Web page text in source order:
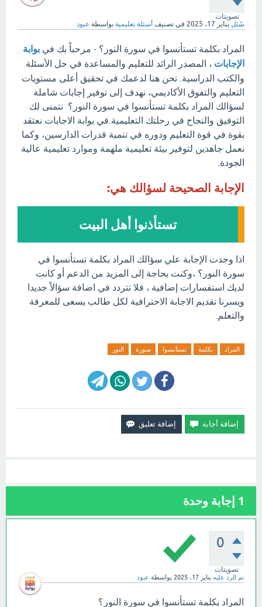
تصويتات
سُئل يناير 17، 2025 في تصنيف أسئلة تعليمية بواسطة عبود
المراد بكلمة تستأنسوا في سورة النور؟ - مرحباً بك في بوابة
الإجابات ، المصدر الرائد للتعليم والمساعدة في حل الأسئلة
والكتب الدراسية. نحن هنا لدعمك في تحقيق أعلى مستويات
التعليم والتفوق الأكاديمي، نهدف إلى توفير إجابات شاملة
لسؤالك المراد بكلمة تستأنسوا في سورة النور؟ نتمنى لك
التوفيق والنجاح في رحلتك التعليمية.في بوابة الاجابات نعتقد
بقوة في قوة التعليم ودوره في تنمية قدرات الدارسين، وكما
نعمل جاهدين لتوفير بيئة تعليمية ملهمة وموارد تعليمية عالية
الجودة.
الإجابة الصحيحة لسؤالك هي:
تستأذنوا أهل البيت
اذا وجدت الإجابة علي سؤالك المراد بكلمة تستأنسوا في
سورة النور؟ ،وكنت بحاجة إلى المزيد من الدعم أو كانت
لديك استفسارات إضافية ، فلا تتردد في اضافة سؤالاً جديدا
ويسرنا تقديم الاجابة الاحترافية لكل طالب يسعى للمعرفة
والتعلم.
المراد بكلمة تستأنسوا سورة النور
1 إجابة وحدة
0
تصويتات
تم الرد عليه يناير 17، 2025 بواسطة عبود
المراد بكلمة تستأنسوا في سورة النور؟